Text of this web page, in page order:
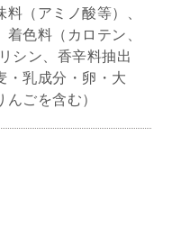
（アミノ酸等）、
色料（カロテン、
シン、香辛料抽出
・乳成分・卵・大
ごを含む）